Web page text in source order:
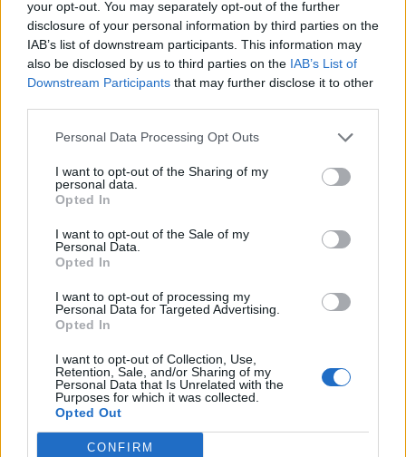
your opt-out. You may separately opt-out of the further
disclosure of your personal information by third parties on the
IAB’s list of downstream participants. This information may
also be disclosed by us to third parties on the IAB’s List of
Downstream Participants that may further disclose it to other
Personal Data Processing Opt Outs
I want to opt-out of the Sharing of my
personal data.
Opted In
I want to opt-out of the Sale of my
Personal Data.
Opted In
I want to opt-out of processing my
Personal Data for Targeted Advertising.
Opted In
I want to opt-out of Collection, Use,
Retention, Sale, and/or Sharing of my
Personal Data that Is Unrelated with the
Purposes for which it was collected.
Opted Out
CONFIRM
ARTIGOS RELACIONADOSMAIS DO AUTOR
Deputados do PSD saúdam Banda
Sinfónica da ARMAB pelo 1º lugar no
certame internacional de Valência